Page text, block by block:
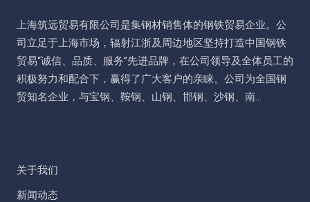
上海筑远贸易有限公司是集钢材销售体的钢铁贸易企业。公
司立足于上海市场，辐射江浙及周边地区坚持打造中国钢铁
贸易“诚信、品质、服务”先进品牌，在公司领导及全体员工的
积极努力和配合下，赢得了广大客户的亲睐。公司为全国钢
贸知名企业，与宝钢、鞍钢、山钢、邯钢、沙钢、南...
关于我们
新闻动态